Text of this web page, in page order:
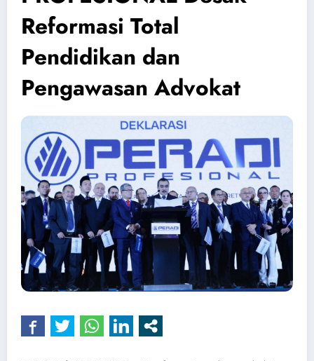
Reformasi Total
Pendidikan dan
Pengawasan Advokat